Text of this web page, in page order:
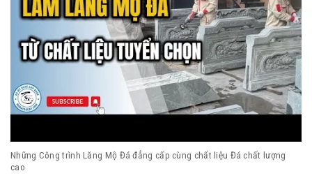
Những Công trình Lăng Mộ Đá đẳng cấp cùng chất liệu Đá chất lượng
cao